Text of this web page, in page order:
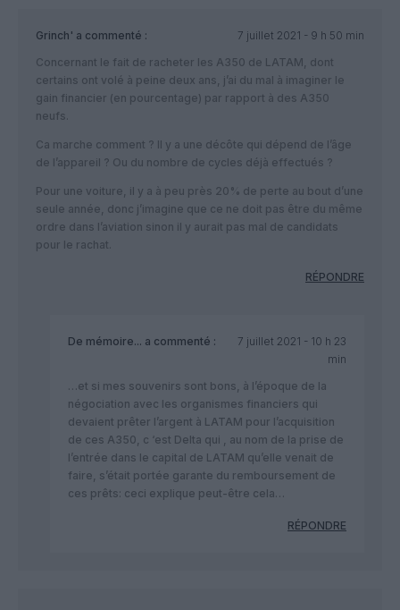
Grinch' a commenté :
7 juillet 2021 - 9 h 50 min
Concernant le fait de racheter les A350 de LATAM, dont
certains ont volé à peine deux ans, j’ai du mal à imaginer le
gain financier (en pourcentage) par rapport à des A350
neufs.
Ca marche comment ? Il y a une décôte qui dépend de l’âge
de l’appareil ? Ou du nombre de cycles déjà effectués ?
Pour une voiture, il y a à peu près 20% de perte au bout d’une
seule année, donc j’imagine que ce ne doit pas être du même
ordre dans l’aviation sinon il y aurait pas mal de candidats
pour le rachat.
RÉPONDRE
De mémoire... a commenté :
7 juillet 2021 - 10 h 23
min
…et si mes souvenirs sont bons, à l’époque de la
négociation avec les organismes financiers qui
devaient prêter l’argent à LATAM pour l’acquisition
de ces A350, c ‘est Delta qui , au nom de la prise de
l’entrée dans le capital de LATAM qu’elle venait de
faire, s’était portée garante du remboursement de
ces prêts: ceci explique peut-être cela…
RÉPONDRE